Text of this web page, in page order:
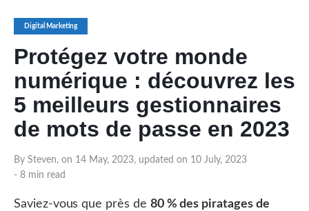
Digital Marketing
Protégez votre monde
numérique : découvrez les
5 meilleurs gestionnaires
de mots de passe en 2023
By Steven, on 14 May, 2023, updated on 10 July, 2023
- 8 min read
Saviez-vous que près de 80 % des piratages de
SEO
Réseaux sociaux
DOWNLOAD DEBUGBAR